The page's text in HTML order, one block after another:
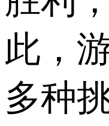
此，
多种